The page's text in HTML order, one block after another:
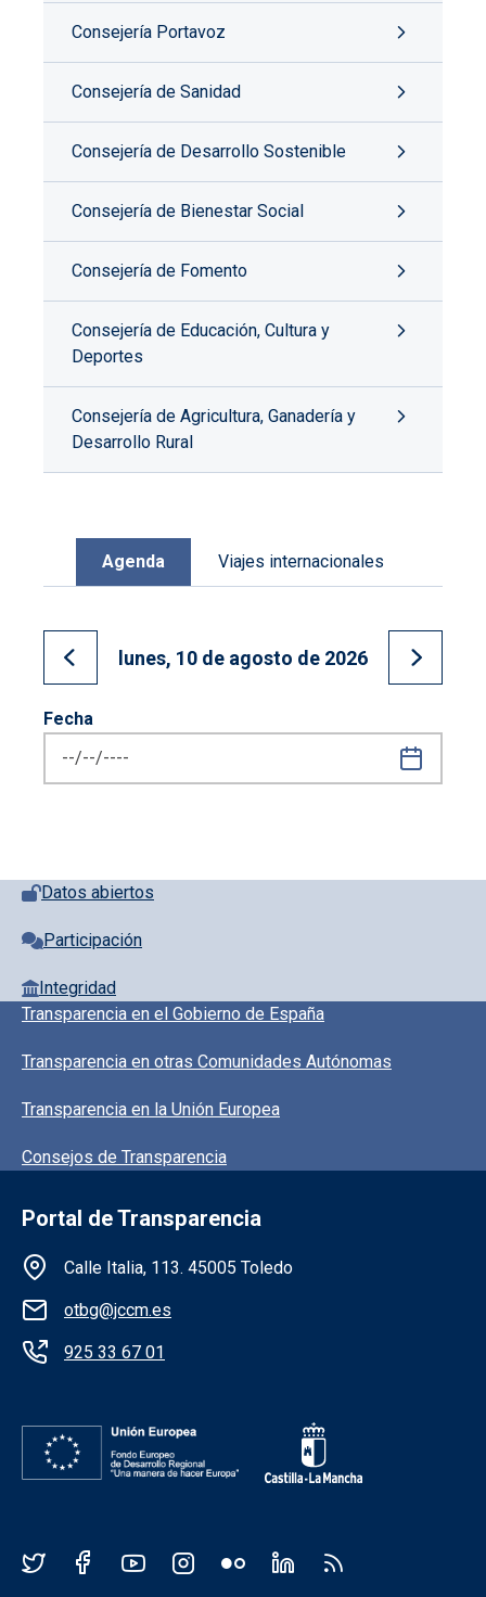
Consejería Portavoz
Consejería de Sanidad
Consejería de Desarrollo Sostenible
Consejería de Bienestar Social
Consejería de Fomento
Consejería de Educación, Cultura y
Deportes
Consejería de Agricultura, Ganadería y
Desarrollo Rural
Agenda Viajes internacionales
Ir al día anterior
lunes, 10 de agosto de 2026
Ir al día
Fecha
Pie de página con iconos
Datos abiertos
Participación
Integridad
Pie de pagina información
Transparencia en el Gobierno de España
Transparencia en otras Comunidades Autónomas
Transparencia en la Unión Europea
Consejos de Transparencia
Portal de Transparencia
Información de la institución
Calle Italia, 113. 45005 Toledo
otbg@jccm.es
925 33 67 01
Redes sociales JCCM